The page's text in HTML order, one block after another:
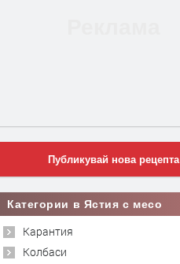
Публикувай нова рецепта
Категории в Ястия с месо
Карантия
Колбаси